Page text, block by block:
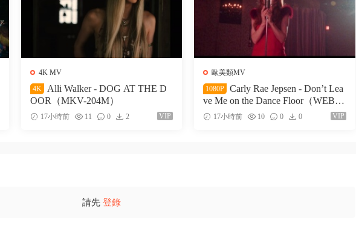
4K MV
4K
Alli Walker - DOG AT THE D
OOR（MKV-204M）
17小時前 11 0 2 VIP
歐美類MV
1080P
Carly Rae Jepsen - Don’t Lea
ve Me on the Dance Floor（WEB-1
51M）
17小時前 10 0 0 VIP
請先 登錄